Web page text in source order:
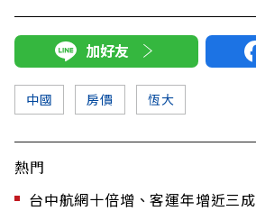
加好友
中國 房價 恆大
熱門
台中航網十倍增、客運年增近三成